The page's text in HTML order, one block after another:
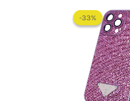
-33%
-33%
$